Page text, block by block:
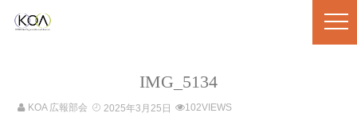
IMG_5134
KOA 広報部会 2025年3月25日 102VIEWS